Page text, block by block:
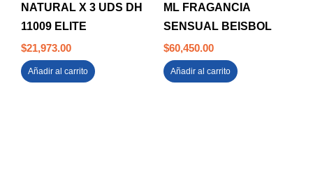
NATURAL X 3 UDS DH
11009 ELITE
$21,973.00
Añadir al carrito
ML FRAGANCIA
SENSUAL BEISBOL
$60,450.00
Añadir al carrito